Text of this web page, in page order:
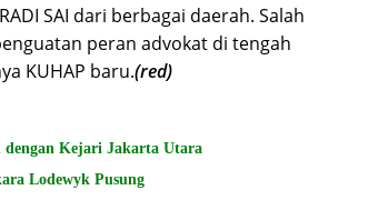
SAI dari berbagai daerah. Salah
peran advokat di tengah
KUHAP baru.(red)
Kejari Jakarta Utara
Lodewyk Pusung